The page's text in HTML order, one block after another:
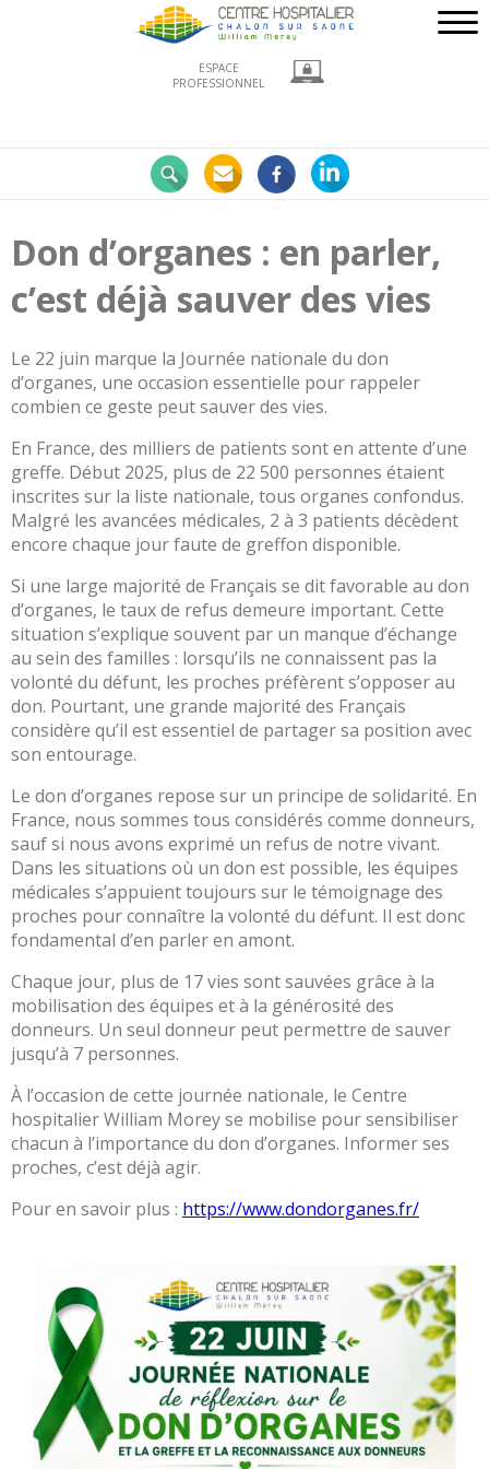
ESPACE
PROFESSIONNEL
à
la
pointe
Développement
Durable
La
recherche
clinique
Portail
de
transparence
Recherche
clinique
du
CHWM
Amélioration
Continue
Certification
Démarche
Qualité
Les
indicateurs
qualité
des
risques
Coopérations
Hospitalières
Le
Groupement
Hospitalier
de
groupements
de
commandes
L’offre
de
soins
Don d’organes : en parler,
c’est déjà sauver des vies
Le 22 juin marque la Journée nationale du don
d’organes, une occasion essentielle pour rappeler
combien ce geste peut sauver des vies.
En France, des milliers de patients sont en attente d’une
greffe. Début 2025, plus de 22 500 personnes étaient
inscrites sur la liste nationale, tous organes confondus.
Malgré les avancées médicales, 2 à 3 patients décèdent
encore chaque jour faute de greffon disponible.
Si une large majorité de Français se dit favorable au don
d’organes, le taux de refus demeure important. Cette
situation s’explique souvent par un manque d’échange
au sein des familles : lorsqu’ils ne connaissent pas la
volonté du défunt, les proches préfèrent s’opposer au
don. Pourtant, une grande majorité des Français
considère qu’il est essentiel de partager sa position avec
son entourage.
Le don d’organes repose sur un principe de solidarité. En
France, nous sommes tous considérés comme donneurs,
sauf si nous avons exprimé un refus de notre vivant.
Dans les situations où un don est possible, les équipes
médicales s’appuient toujours sur le témoignage des
proches pour connaître la volonté du défunt. Il est donc
fondamental d’en parler en amont.
Chaque jour, plus de 17 vies sont sauvées grâce à la
mobilisation des équipes et à la générosité des
donneurs. Un seul donneur peut permettre de sauver
jusqu’à 7 personnes.
À l’occasion de cette journée nationale, le Centre
hospitalier William Morey se mobilise pour sensibiliser
chacun à l’importance du don d’organes. Informer ses
proches, c’est déjà agir.
Pour en savoir plus : https://www.dondorganes.fr/